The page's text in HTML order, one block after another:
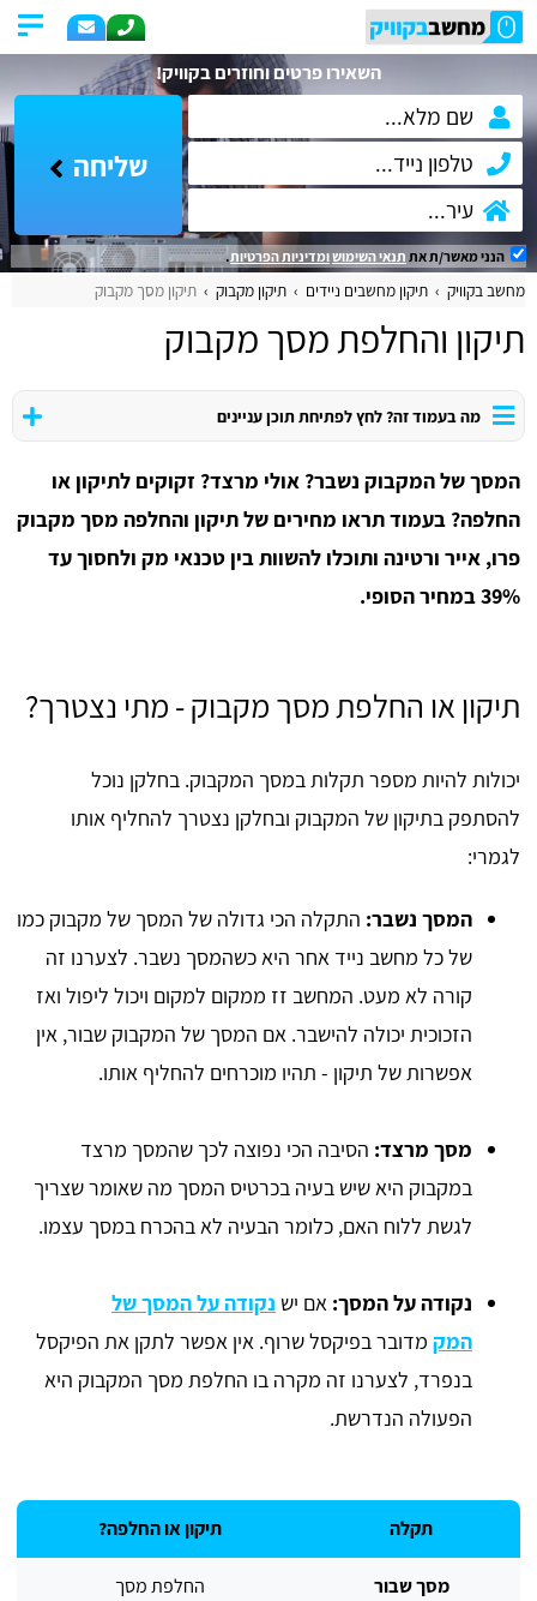
השאירו פרטים וחוזרים בקוויק!
שליחה
הנני מאשר/ת את תנאי השימושומדיניות הפרטיות.
מחשב בקוויק תיקון מחשבים ניידים תיקון מקבוק תיקון מסך מקבוק
תיקון והחלפת מסך מקבוק
מה בעמוד זה? לחץ לפתיחת תוכן עניינים
המסך של המקבוק נשבר? אולי מרצד? זקוקים לתיקון או
החלפה? בעמוד תראו מחירים של תיקון והחלפה מסך מקבוק
פרו, אייר ורטינה ותוכלו להשוות בין טכנאי מק ולחסוך עד
39% במחיר הסופי.
תיקון או החלפת מסך מקבוק - מתי נצטרך?
יכולות להיות מספר תקלות במסך המקבוק. בחלקן נוכל
להסתפק בתיקון של המקבוק ובחלקן נצטרך להחליף אותו
לגמרי:
המסך נשבר: התקלה הכי גדולה של המסך של מקבוק כמו
של כל מחשב נייד אחר היא כשהמסך נשבר. לצערנו זה
קורה לא מעט. המחשב זז ממקום למקום ויכול ליפול ואז
הזכוכית יכולה להישבר. אם המסך של המקבוק שבור, אין
אפשרות של תיקון - תהיו מוכרחים להחליף אותו.
מסך מרצד: הסיבה הכי נפוצה לכך שהמסך מרצד
במקבוק היא שיש בעיה בכרטיס המסך מה שאומר שצריך
לגשת ללוח האם, כלומר הבעיה לא בהכרח במסך עצמו.
נקודה על המסך: אם יש נקודה על המסך של
המק מדובר בפיקסל שרוף. אין אפשר לתקן את הפיקסל
בנפרד, לצערנו זה מקרה בו החלפת מסך המקבוק היא
הפעולה הנדרשת.
תקלה תיקון או החלפה?
מסך שבור החלפת מסך